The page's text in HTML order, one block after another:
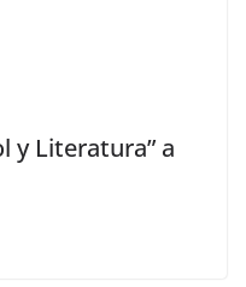
y Literatura” a